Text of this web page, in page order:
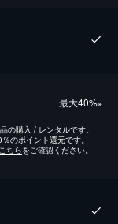
最⼤40%※
の購入 / レンタルです。
のポイント還元です。
こちらをご確認ください。